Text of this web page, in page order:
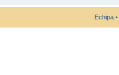
Echipa •